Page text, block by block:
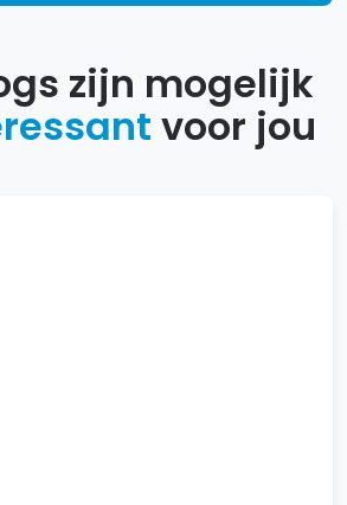
zijn mogelijk
voor jou